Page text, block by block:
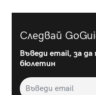
Следвай
Въведи email, за
бюлетин